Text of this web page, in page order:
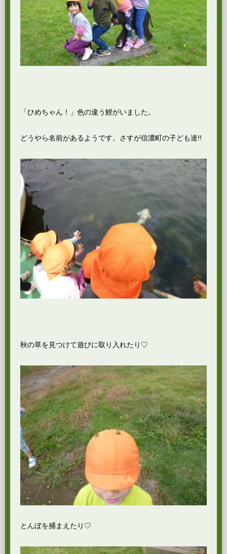
「ひめちゃん！」色の違う鯉がいました。
どうやら名前があるようです。さすが信濃町の子ども達!!
秋の草を見つけて遊びに取り入れたり♡
とんぼを捕まえたり♡